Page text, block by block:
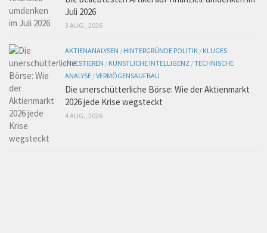
Juli 2026
3 AUG., 2026
AKTIENANALYSEN / HINTERGRÜNDE POLITIK / KLUGES
INVESTIEREN / KÜNSTLICHE INTELLIGENZ /TECHNISCHE
ANALYSE /VERMÖGENSAUFBAU
Die unerschütterliche Börse: Wie der Aktienmarkt
2026 jede Krise wegsteckt
4 AUG., 2026